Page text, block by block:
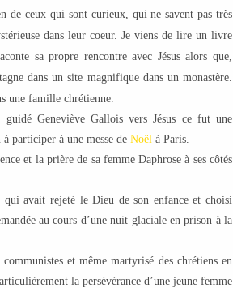
de ceux qui sont curieux, qui ne savent pas très
dans leur coeur. Je viens de lire un livre
sa propre rencontre avec Jésus alors que,
dans un site magnifique dans un monastère.
une famille chrétienne.
Geneviève Gallois vers Jésus ce fut une
participer à une messe de Noël à Paris.
et la prière de sa femme Daphrose à ses côtés
avait rejeté le Dieu de son enfance et choisi
au cours d’une nuit glaciale en prison à la
et même martyrisé des chrétiens en
la persévérance d’une jeune femme